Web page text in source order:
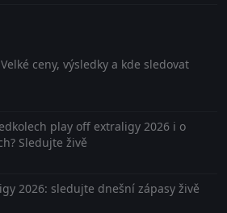
ceny, výsledky a kde sledovat
play off extraligy 2026 i o
Sledujte živě
2026: sledujte dnešní zápasy živě